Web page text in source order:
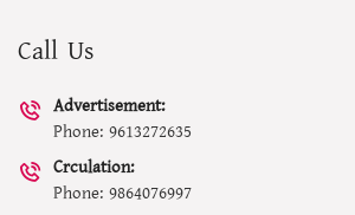
Call Us
Advertisement:
Phone: 9613272635
Crculation:
Phone: 9864076997